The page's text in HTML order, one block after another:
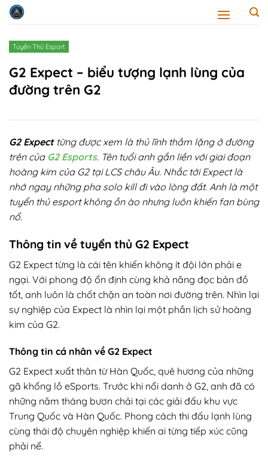
Skip
Tuyển Thủ Esport
G2 Expect – biểu tượng lạnh lùng của
đường trên G2
G2 Expecttừng được xem là thủ lĩnh thầm lặng ở đường
trên của G2 Esports. Tên tuổi anh gắn liền với giai đoạn
hoàng kim của G2 tại LCS châu Âu. Nhắc tới Expect là
nhớ ngay những pha solo kill đi vào lòng đất. Anh là một
tuyển thủ esport không ồn ào nhưng luôn khiến fan bùng
nổ.
Thông tin về tuyển thủ G2 Expect
G2 Expect từng là cái tên khiến không ít đội lớn phải e
ngại. Với phong độ ổn định cùng khả năng đọc bản đồ
tốt, anh luôn là chốt chặn an toàn nơi đường trên. Nhìn lại
sự nghiệp của Expect là nhìn lại một phần lịch sử hoàng
kim của G2.
Thông tin cá nhân về G2 Expect
G2 Expect xuất thân từ Hàn Quốc, quê hương của những
gã khổng lồ eSports. Trước khi nổi danh ở G2, anh đã có
những năm tháng bươn chải tại các giải đấu khu vực
Trung Quốc và Hàn Quốc. Phong cách thi đấu lạnh lùng
cùng thái độ chuyên nghiệp khiến ai từng tiếp xúc cũng
phải nể.